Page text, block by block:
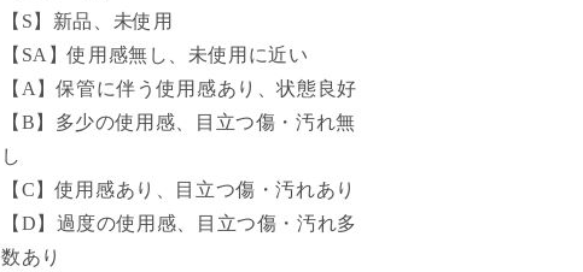
【S】新品、未使用
【SA】使用感無し、未使用に近い
【A】保管に伴う使用感あり、状態良好
【B】多少の使用感、目立つ傷・汚れ無
し
【C】使用感あり、目立つ傷・汚れあり
【D】過度の使用感、目立つ傷・汚れ多
数あり